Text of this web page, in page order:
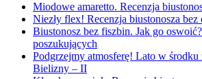
Miodowe amaretto. Recenzja
Niezły flex! Recenzja biustonosza
Biustonosz bez fiszbin. Jak go
poszukujących
Podgrzejmy atmosferę! Lato w środku
Bielizny – II